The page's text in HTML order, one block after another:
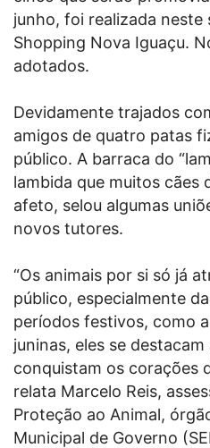
junho, foi realizada neste
Shopping Nova Iguaçu.
adotados.
Devidamente trajados
amigos de quatro patas
público. A barraca do
lambida que muitos cães
afeto, selou algumas
novos tutores.
“Os animais por si só já
público, especialmente
períodos festivos, como
juninas, eles se destacam
conquistam os corações
relata Marcelo Reis,
Proteção ao Animal,
Municipal de Governo